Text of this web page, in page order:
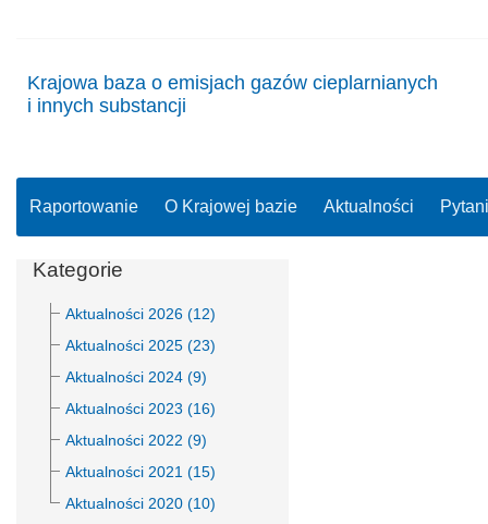
Krajowa baza o emisjach gazów cieplarnianych
i innych substancji
Raportowanie O Krajowej bazie Aktualności
Kategorie
Aktualności 2026 (12)
Aktualności 2025 (23)
Aktualności 2024 (9)
Aktualności 2023 (16)
Aktualności 2022 (9)
Aktualności 2021 (15)
Aktualności 2020 (10)